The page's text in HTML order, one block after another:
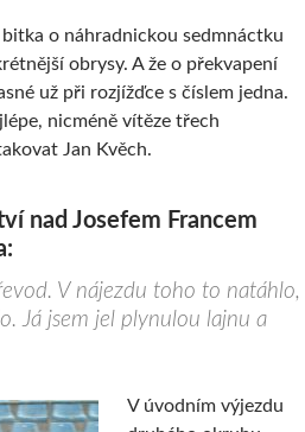
o náhradnickou sedmnáctku
obrysy. A že o překvapení
už při rozjížďce s číslem jedna.
nicméně vítěze třech
Jan Kvěch.
nad Josefem Francem
V nájezdu toho to natáhlo,
Já jsem jel plynulou lajnu a
V úvodním výjezdu